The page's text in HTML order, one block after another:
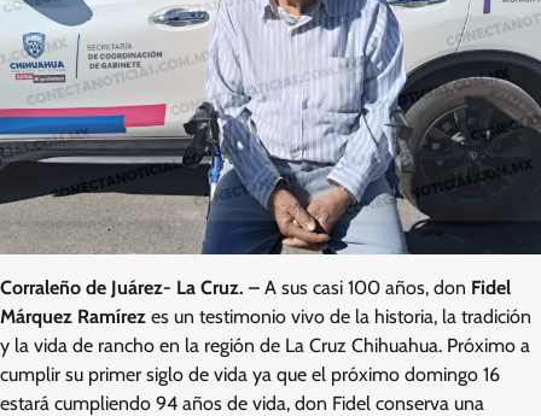
Corraleño de Juárez- La Cruz. – A sus casi 100 años, don Fidel
Márquez Ramírez es un testimonio vivo de la historia, la tradición
y la vida de rancho en la región de La Cruz Chihuahua. Próximo a
cumplir su primer siglo de vida ya que el próximo domingo 16
estará cumpliendo 94 años de vida, don Fidel conserva una